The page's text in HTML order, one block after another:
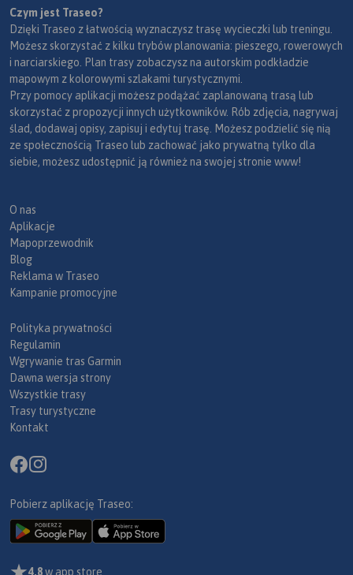
Czym jest Traseo?
Dzięki Traseo z łatwością wyznaczysz trasę wycieczki lub treningu.
Możesz skorzystać z kilku trybów planowania: pieszego, rowerowych
i narciarskiego. Plan trasy zobaczysz na autorskim podkładzie
mapowym z kolorowymi szlakami turystycznymi.
Przy pomocy aplikacji możesz podążać zaplanowaną trasą lub
skorzystać z propozycji innych użytkowników. Rób zdjęcia, nagrywaj
ślad, dodawaj opisy, zapisuj i edytuj trasę. Możesz podzielić się nią
ze społecznością Traseo lub zachować jako prywatną tylko dla
siebie, możesz udostępnić ją również na swojej stronie www!
O nas
Aplikacje
Mapoprzewodnik
Blog
Reklama w Traseo
Kampanie promocyjne
Polityka prywatności
Regulamin
Wgrywanie tras Garmin
Dawna wersja strony
Wszystkie trasy
Trasy turystyczne
Kontakt
Pobierz aplikację Traseo:
4,8w app store